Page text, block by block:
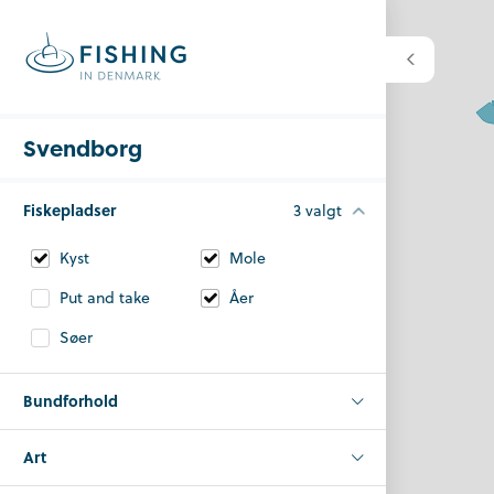
Svendborg
Fiskepladser 3 valgt
Kyst
Mole
Put and take
Åer
Søer
Bundforhold
Art